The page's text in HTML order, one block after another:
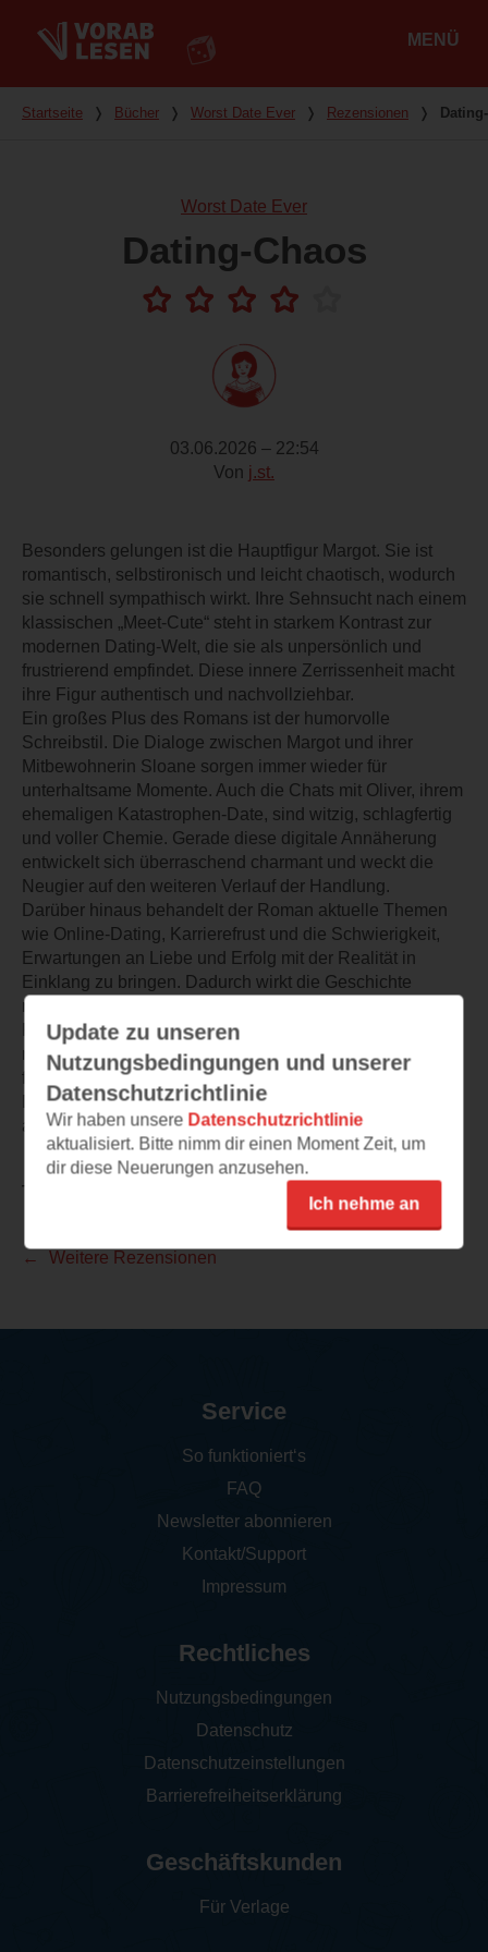
MENÜ
Du bist hier
Startseite ❭ Bücher ❭ Worst Date Ever ❭ Rezensionen ❭
Worst Date Ever
Dating-Chaos
03.06.2026 – 22:54
Von j.st.
Besonders gelungen ist die Hauptfigur Margot. Sie ist
romantisch, selbstironisch und leicht chaotisch, wodurch
sie schnell sympathisch wirkt. Ihre Sehnsucht nach einem
klassischen „Meet-Cute“ steht in starkem Kontrast zur
modernen Dating-Welt, die sie als unpersönlich und
frustrierend empfindet. Diese innere Zerrissenheit macht
ihre Figur authentisch und nachvollziehbar.
Ein großes Plus des Romans ist der humorvolle
Schreibstil. Die Dialoge zwischen Margot und ihrer
Mitbewohnerin Sloane sorgen immer wieder für
unterhaltsame Momente. Auch die Chats mit Oliver, ihrem
ehemaligen Katastrophen-Date, sind witzig, schlagfertig
und voller Chemie. Gerade diese digitale Annäherung
entwickelt sich überraschend charmant und weckt die
Neugier auf den weiteren Verlauf der Handlung.
Darüber hinaus behandelt der Roman aktuelle Themen
wie Online-Dating, Karrierefrust und die Schwierigkeit,
Erwartungen an Liebe und Erfolg mit der Realität in
Einklang zu bringen. Dadurch wirkt die Geschichte
modern und lebensnah. Besonders interessant ist die
Frage, ob Margots Idealvorstellung von Romantik sie
möglicherweise selbst daran hindert, echtes Glück zu
finden. Wer romantische Komödien mit starken Dialogen,
Dating-Chaos und einer Prise Selbstfindung mag, dürfte
an diesem Roman viel Freude haben.
TEILEN
Weitere Rezensionen
Update zu unseren
Nutzungsbedingungen und unserer
Datenschutzrichtlinie
Wir haben unsere Datenschutzrichtlinie
aktualisiert. Bitte nimm dir einen Moment Zeit, um
dir diese Neuerungen anzusehen.
Ich nehme an
Service
So funktioniert‘s
FAQ
Newsletter abonnieren
Kontakt/Support
Impressum
Rechtliches
Nutzungsbedingungen
Datenschutz
Datenschutzeinstellungen
Barrierefreiheitserklärung
Geschäftskunden
Für Verlage